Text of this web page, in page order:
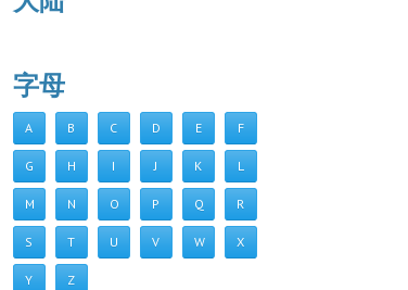
字母
A B C D E F
G H I J K L
M N O P Q R
S T U V W X
Y Z